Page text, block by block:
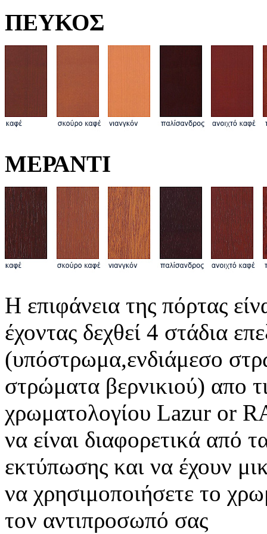
ΠΕΥΚΟΣ
ΜΕΡΑΝΤΙ
Η επιφάνεια της πόρτας
έχοντας δεχθεί 4 στάδια
(υπόστρωμα,ενδιάμεσο
στρώματα βερνικιού) απο
χρωματολογίου Lazur or
να είναι διαφορετικά από
εκτύπωσης και να έχουν
να χρησιμοποιήσετε το
τον αντιπροσωπό σας